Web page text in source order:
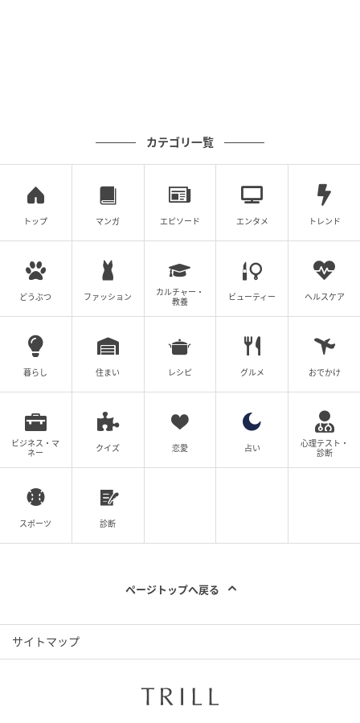
ママ広場
ょ？あの時」って伝えても、「おいしいから持って帰
って？お母さんそんなに食べられないから」って。そ
んな笑顔で言われましても・・・。止まらない美味し
さのお菓子。母は話しながらも、もぐもぐ。「もう１
袋なんてペロリよ～」と、どんどん無くなる。うん、
だったら自分で食べなよ。・・・ってか、私の話聞い
全然聞いていない感じが笑えますね。昔の記憶はきっ
とあるものの、この目の前にある美味しさを味わって
食べられないものは食べられませんよね。ただ、その
ん。
※ストーリーは実体験を元にフィクションを加えた創
登場人物や団体名は仮名であり、実在の人物や団体等
カテゴリ一覧
トップ マンガ エピソード エンタメ トレンド
どうぶつ ファッション
カルチャー・
教養
ビューティー ヘルスケア
暮らし 住まい レシピ グルメ おでかけ
ビジネス・マ
ネー
クイズ 恋愛 占い
心理テスト・
診断
スポーツ 診断
ページトップへ戻る
サイトマップ